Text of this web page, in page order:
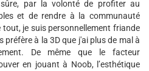
par la volonté de profiter au
et de rendre à la communauté
je suis personnellement friande
préfère à la 3D que j'ai plus de mal à
De même que le facteur
en jouant à Noob, l’esthétique